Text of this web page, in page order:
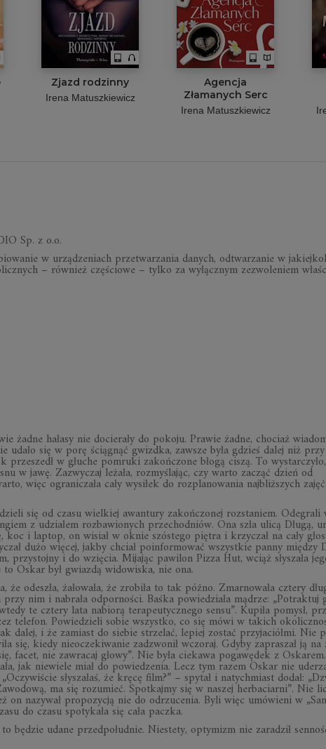
Sp. z o.o.
w urządzeniach przetwarzania danych, odtwarzanie w
– również częściowe – tylko za wyłącznym zezwoleniem
żadne hałasy nie docierały do pokoju. Prawie żadne, chociaż
udało się w porę ściągnąć gwizdka, zawsze była gdzieś dalej niż przy
w głuche pomruki zakończone błogą ciszą. To
w jawę. Zazwyczaj leżała, rozmyślając, czy warto zacząć dzień od
więc ograniczała cały wysiłek do rozplanowania najbliższych
się od czasu wielkiej awantury zakończonej rozstaniem. Odegrali
z udziałem rozbawionych przechodniów. Ona szła ulicą Długą,
i laptop, on wisiał w oknie szóstego piętra i krzyczał na cały
dużo więcej, jakby chciał poinformować wszystkie panny między
przystojny i do wzięcia. Mijając pawilon Pizza Hut, wciąż słyszała
Oskar był gwiazdą widowiska, nie ona.
odeszła, żałowała, że zrobiła to tak późno. Zmarnowała cztery
przy nim i nabrała odporności. Baśka powiedziała mądrze: „Potraktuj
te cztery lata nabiorą terapeutycznego sensu”. Kupiła pomysł,
telefon. Powiedzieli sobie wszystko, co się mówi w takich
dalej, i że zamiast do siebie strzelać, lepiej zostać przyjaciółmi. Nie
kiedy nieoczekiwanie zadzwonił wczoraj. Gdyby zapraszał ją na
facet, nie zawracaj głowy”. Nie była ciekawa pogawędek z Oskarem.
jak niewiele miał do powiedzenia. Lecz tym razem Oskar nie